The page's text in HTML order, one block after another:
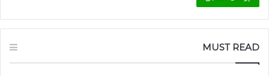
MUST READ